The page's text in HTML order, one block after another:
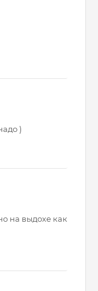
)
на выдохе как